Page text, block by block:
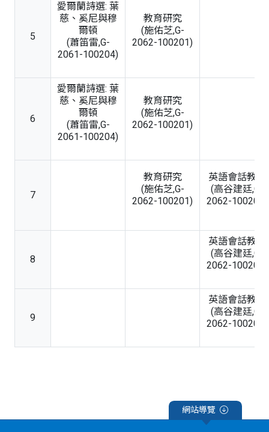
5
愛爾蘭詩選: 葉
慈、奚尼與穆
爾頓
(蕭笛雷,G-
2061-100204)
教育研究
(施佑芝,G-
2062-100201)
6
愛爾蘭詩選: 葉
慈、奚尼與穆
爾頓
(蕭笛雷,G-
2061-100204)
教育研究
(施佑芝,G-
2062-100201)
7
教育研究
(施佑芝,G-
2062-100201)
英語會話教法
(高谷建廷,G-
2062-100204)
8
英語會話教法
(高谷建廷,G-
2062-100204)
9
英語會話教法
(高谷建廷,G-
2062-100204)
網站導覽